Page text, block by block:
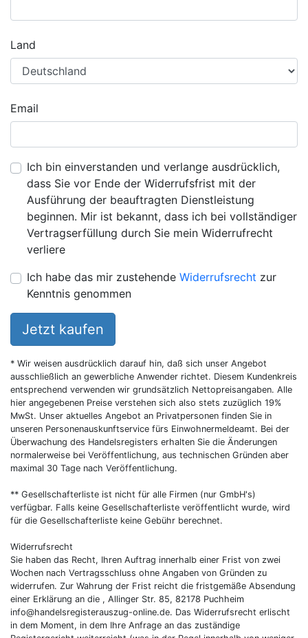
Land
Email
Ich bin einverstanden und verlange ausdrücklich,
dass Sie vor Ende der Widerrufsfrist mit der
Ausführung der beauftragten Dienstleistung
beginnen. Mir ist bekannt, dass ich bei vollständiger
Vertragserfüllung durch Sie mein Widerrufrecht
verliere
Ich habe das mir zustehende Widerrufsrecht zur
Kenntnis genommen
Jetzt kaufen
* Wir weisen ausdrücklich darauf hin, daß sich unser Angebot
ausschließlich an gewerbliche Anwender richtet. Diesem Kundenkreis
entsprechend verwenden wir grundsätzlich Nettopreisangaben. Alle
hier angegebenen Preise verstehen sich also stets zuzüglich 19%
MwSt. Unser aktuelles Angebot an Privatpersonen finden Sie in
unseren Personenauskunftservice fürs Einwohnermeldeamt. Bei der
Überwachung des Handelsregisters erhalten Sie die Änderungen
normalerweise bei Veröffentlichung, aus technischen Gründen aber
maximal 30 Tage nach Veröffentlichung.
** Gesellschafterliste ist nicht für alle Firmen (nur GmbH's)
verfügbar. Falls keine Gesellschafterliste veröffentlicht wurde, wird
für die Gesellschafterliste keine Gebühr berechnet.
Widerrufsrecht
Sie haben das Recht, Ihren Auftrag innerhalb einer Frist von zwei
Wochen nach Vertragsschluss ohne Angaben von Gründen zu
widerrufen. Zur Wahrung der Frist reicht die fristgemäße Absendung
einer Erklärung an die , Allinger Str. 85, 82178 Puchheim
info@handelsregisterauszug-online.de. Das Widerrufsrecht erlischt
in dem Moment, in dem Ihre Anfrage an das zuständige